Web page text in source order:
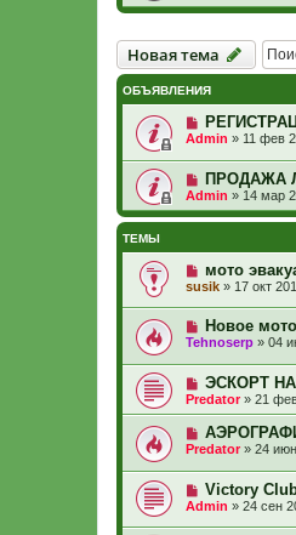
Новая тема
Новаятема
ОБЪЯВЛЕНИЯ
Admin » 11 фев
ПРОДАЖА
Admin » 14 мар
ТЕМЫ
мото
susik » 17 окт
Новое
Tehnoserp » 04
ЭСКОРТ
Predator» 21
Predator» 24
Victory
Admin » 24 сен